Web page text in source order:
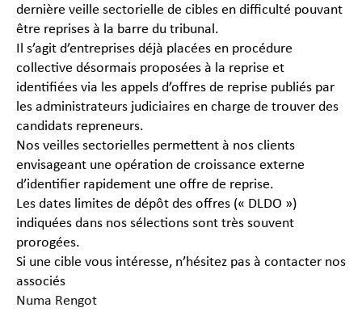
dernière veille sectorielle de cibles en difficulté pouvant
être reprises à la barre du tribunal.
Il s’agit d’entreprises déjà placées en procédure
collective désormais proposées à la reprise et
identifiées via les appels d’offres de reprise publiés par
les administrateurs judiciaires en charge de trouver des
candidats repreneurs.
Nos veilles sectorielles permettent à nos clients
envisageant une opération de croissance externe
d’identifier rapidement une offre de reprise.
Les dates limites de dépôt des offres (« DLDO »)
indiquées dans nos sélections sont très souvent
prorogées.
Si une cible vous intéresse, n’hésitez pas à contacter nos
associés
Numa Rengot